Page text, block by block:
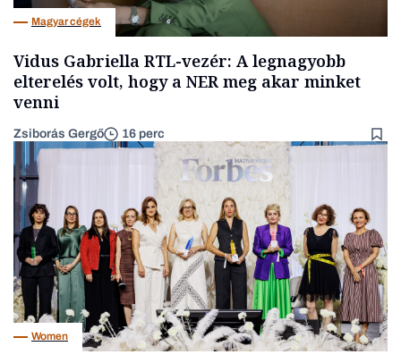
Magyar cégek
Vidus Gabriella RTL-vezér: A legnagyobb
elterelés volt, hogy a NER meg akar minket
venni
Zsiborás Gergő 16 perc
Women